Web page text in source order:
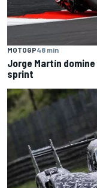
MOTOGP48 min
Jorge Martín
sprint